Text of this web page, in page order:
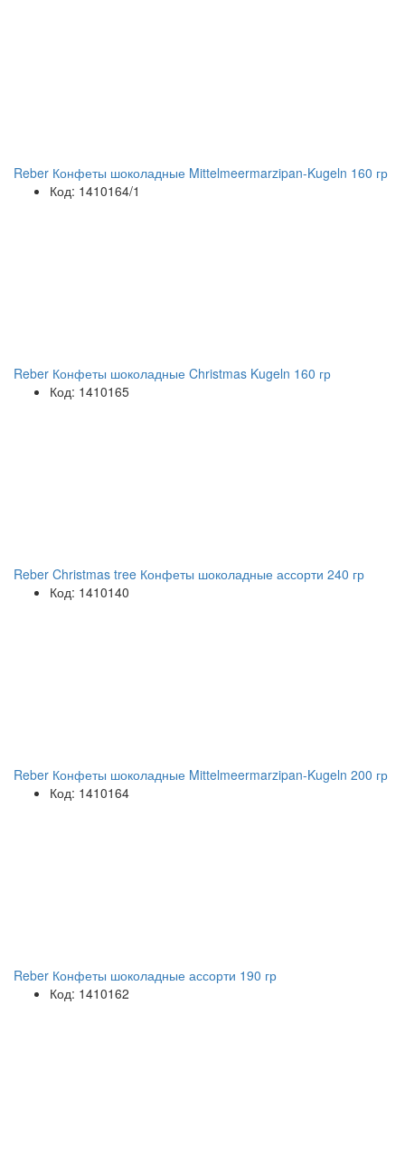
Reber Конфеты шоколадные Mittelmeermarzipan-Kugeln 160 гр
Код: 1410164/1
Reber Конфеты шоколадные Christmas Kugeln 160 гр
Код: 1410165
Reber Christmas tree Конфеты шоколадные ассорти 240 гр
Код: 1410140
Reber Конфеты шоколадные Mittelmeermarzipan-Kugeln 200 гр
Код: 1410164
Reber Конфеты шоколадные ассорти 190 гр
Код: 1410162